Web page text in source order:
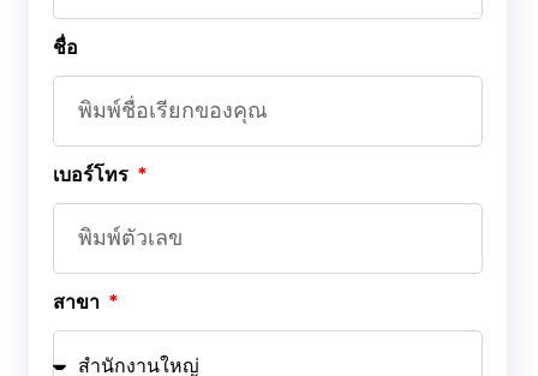
ชื่อ
เบอร์โทร
สาขา